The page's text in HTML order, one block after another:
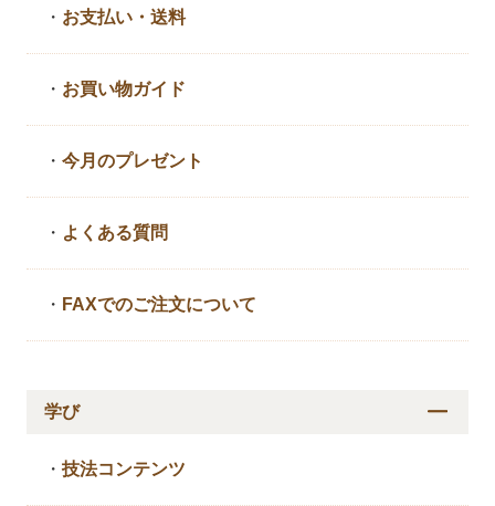
・ お支払い・送料
・ お買い物ガイド
・今月のプレゼント
・ よくある質問
・ FAXでのご注文について
学び
・技法コンテンツ